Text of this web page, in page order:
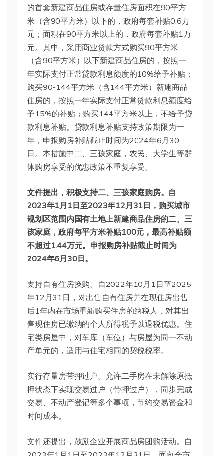
的首套新建商品住房或存量住房面积在90平方
米（含90平方米）以下的，政府每套补贴0.6万
元；面积在90平方米以上的，政府每套补贴1万
元。其中，采用商业贷款方式购买90平方米
（含90平方米）以下新建商品住房的，按照一
年实际支付正常贷款利息额度的10%给予补贴；
购买90-144平方米（含144平方米）新建商品
住房的，按照一年实际支付正常贷款利息额度给
予15%的补贴；购买144平方米以上，不给予贷
款利息补贴。贷款利息补贴支持政策期限为一
年，申报购房补贴截止时间为2024年6月30
日。本措施中二、三孩家庭，农民、大学生等群
体购房享受的优惠政策不重复享受。
文件提出，积极支持二、三孩家庭购房。自
2023年1月1日至2023年12月31日，购买城市
规划区范围内国有土地上新建商品住房的二、三
孩家庭，政府每平方米补贴100元，最高补贴额
不超过1.44万元。申报购房补贴截止时间为
2024年6月30日。
支持自有住房换购。自2022年10月1日至2025
年12月31日，对出售自有住房并在现住房出售
后1年内在市场重新购买住房的纳税人，对其出
售现住房已缴纳的个人所得税予以退税优惠。住
宅类房屋中，对车库（车位）与房屋为同一不动
产单元的，适用与住宅相同的契税税率。
实行存量房带押过户。允许二手房在未解除原抵
押状态下实现交易过户（带押过户），同步完成
交易、不动产登记等多个事项，节约交易资金和
时间成本。
文件还提出，鼓励企业开展商品房团购活动。自